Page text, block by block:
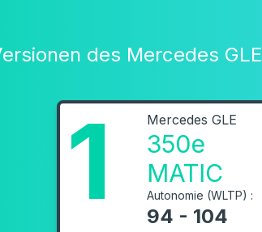
des Mercedes GLE
1 Mercedes GLE
350e
MATIC
Autonomie (WLTP) :
94 - 104